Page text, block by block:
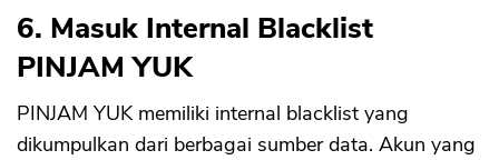
6. Masuk Internal Blacklist
PINJAM YUK
PINJAM YUK memiliki internal blacklist yang
dikumpulkan dari berbagai sumber data. Akun yang
OK